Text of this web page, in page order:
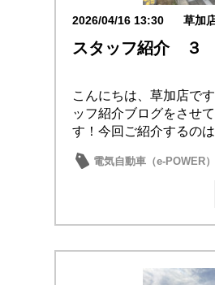
2026/04/16 13:30 草加
スタッフ紹介 ３
こんにちは、草加店で
ッフ紹介ブログをさせ
す！今回ご紹介するの
電気自動車（e-POWER）